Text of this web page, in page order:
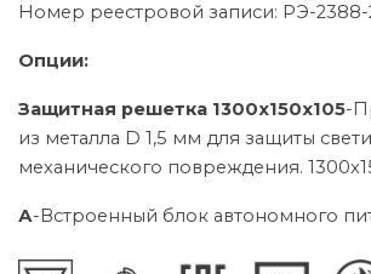
Номер реестровой записи: РЭ-2388-
Опции:
Защитная решетка 1300х150х105-
из металла D 1,5 мм для защиты
механического повреждения.
А-Встроенный блок автономного